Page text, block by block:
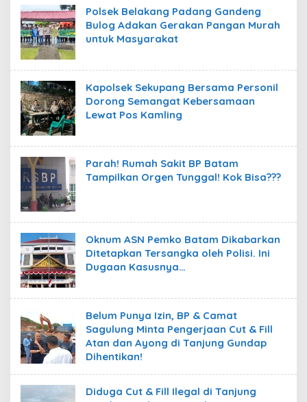
Polsek Belakang Padang Gandeng
Bulog Adakan Gerakan Pangan Murah
untuk Masyarakat
Kapolsek Sekupang Bersama Personil
Dorong Semangat Kebersamaan
Lewat Pos Kamling
Parah! Rumah Sakit BP Batam
Tampilkan Orgen Tunggal! Kok Bisa???
Oknum ASN Pemko Batam Dikabarkan
Ditetapkan Tersangka oleh Polisi. Ini
Dugaan Kasusnya…
Belum Punya Izin, BP & Camat
Sagulung Minta Pengerjaan Cut & Fill
Atan dan Ayong di Tanjung Gundap
Dihentikan!
Diduga Cut & Fill Ilegal di Tanjung